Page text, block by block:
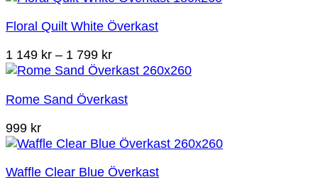
Floral Quilt White Överkast
1 149 kr – 1 799 krPrisintervall:
1
till
Rome Sand Överkast
999 kr
Waffle Clear Blue Överkast